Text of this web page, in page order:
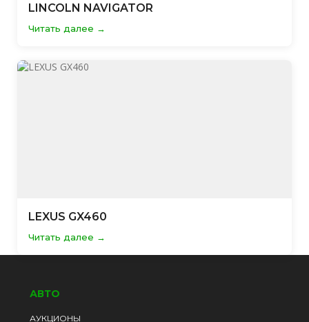
LINCOLN NAVIGATOR
Читать далее
LEXUS GX460
Читать далее
АВТО
АУКЦИОНЫ